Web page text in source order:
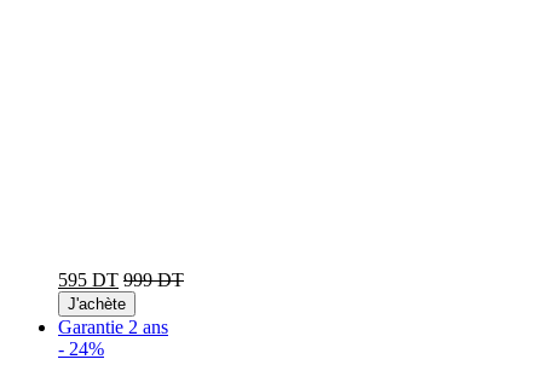
595 DT 999 DT
J'achète
Garantie 2 ans
- 24%